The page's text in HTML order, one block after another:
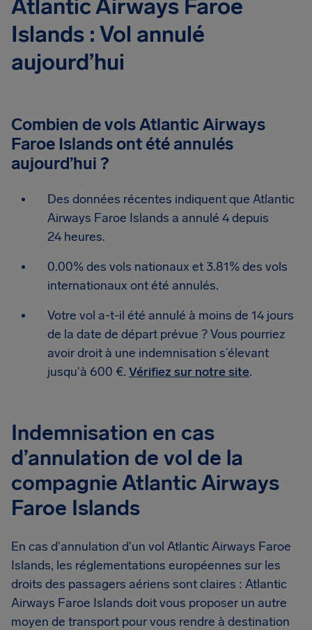
Atlantic Airways Faroe
Islands : Vol annulé
aujourd’hui
Combien de vols Atlantic Airways
Faroe Islands ont été annulés
aujourd’hui ?
Des données récentes indiquent que Atlantic
Airways Faroe Islands a annulé 4 depuis
24 heures.
0.00% des vols nationaux et 3.81% des vols
internationaux ont été annulés.
Votre vol a-t-il été annulé à moins de 14 jours
de la date de départ prévue ? Vous pourriez
avoir droit à une indemnisation s’élevant
jusqu'à 600 €. Vérifiez sur notre site.
Indemnisation en cas
d’annulation de vol de la
compagnie Atlantic Airways
Faroe Islands
En cas d'annulation d'un vol Atlantic Airways Faroe
Islands, les réglementations européennes sur les
droits des passagers aériens sont claires : Atlantic
Airways Faroe Islands doit vous proposer un autre
moyen de transport pour vous rendre à destination